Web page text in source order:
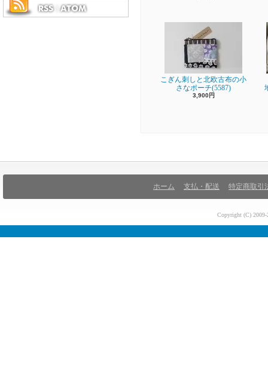
こぎん刺しと北欧古布の小
さなポーチ(5587)
3,900円
ホーム 支払・配送 特定商取引
Copyright (C)